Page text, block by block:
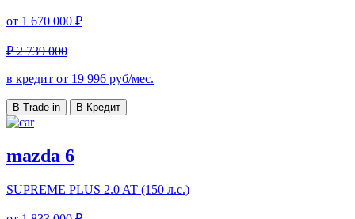
от 1 670 000 ₽
₽ 2 739 000
в кредит от 19 996 руб/мес.
В Trade-in В Кредит
mazda 6
SUPREME PLUS 2.0 AT (150 л.с.)